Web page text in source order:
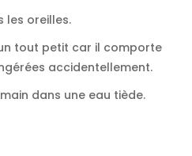
les oreilles.
tout petit car il comporte
accidentellement.
dans une eau tiède.